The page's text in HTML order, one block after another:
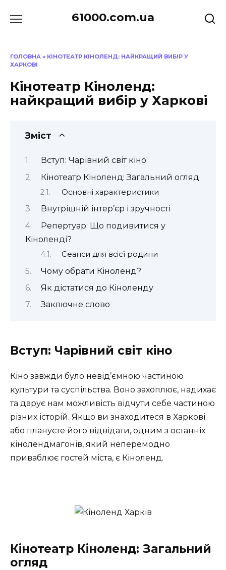
до
61000.com.ua
ГОЛОВНА » КІНОТЕАТР КІНОЛЕНД: НАЙКРАЩИЙ ВИБІР У
ХАРКОВІ
Кінотеатр Кіноленд:
найкращий вибір у Харкові
Зміст
Вступ: Чарівний світ кіно
Кінотеатр Кіноленд: Загальний огляд
Основні характеристики
Внутрішній інтер’єр і зручності
Репертуар: Що подивитися у
Кіноленді?
Сеанси для всієї родини
Чому обрати Кіноленд?
Як дістатися до Кіноленду
Заключне слово
Вступ: Чарівний світ кіно
Кіно завжди було невід’ємною частиною
культури та суспільства. Воно захоплює, надихає
та дарує нам можливість відчути себе частиною
різних історій. Якщо ви знаходитеся в Харкові
або плануєте його відвідати, одним з останніх
кінолендмагонів, який неперемодно
приваблює гостей міста, є Кіноленд.
Кінотеатр Кіноленд: Загальний
огляд